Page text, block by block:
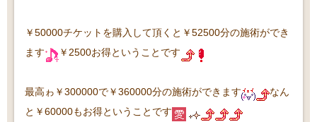
￥50000チケットを購入して頂くと￥52500分の施術ができ
ます
￥2500お得ということです
最高ゎ￥300000で￥360000分の施術ができます
なん
と ￥60000もお得ということです